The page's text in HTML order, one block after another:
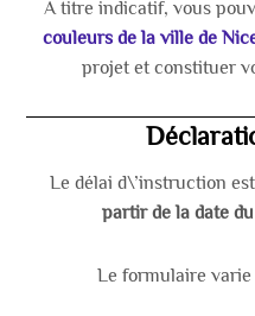
A titre indicatif, vous
couleurs de la ville de
projet et constituer
Le délai d\’instruction
partir de la date
Le formulaire